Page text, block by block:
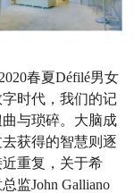
春夏Défilé男女
时代，我们的记
与琐碎。大脑成
获得的智慧则逐
重复，关于希
监John Galliano